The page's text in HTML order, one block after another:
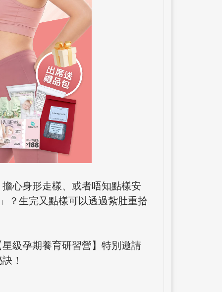
心身形走樣、或者唔知點樣安
？生完又點樣可以透過紮肚重拾
級孕期養育研習營】特別邀請
！